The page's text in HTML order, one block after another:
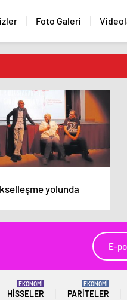
Foto Galeri
yolunda
HISSELER
EKONOMİ
PARITELER
EKONOMİ